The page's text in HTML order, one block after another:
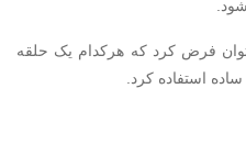
فرض کرد که هرکدام یک حلقه
استفاده کرد.